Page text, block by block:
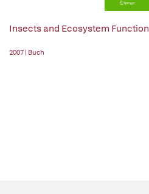
Insects and Ecosystem Function
2007 | Buch